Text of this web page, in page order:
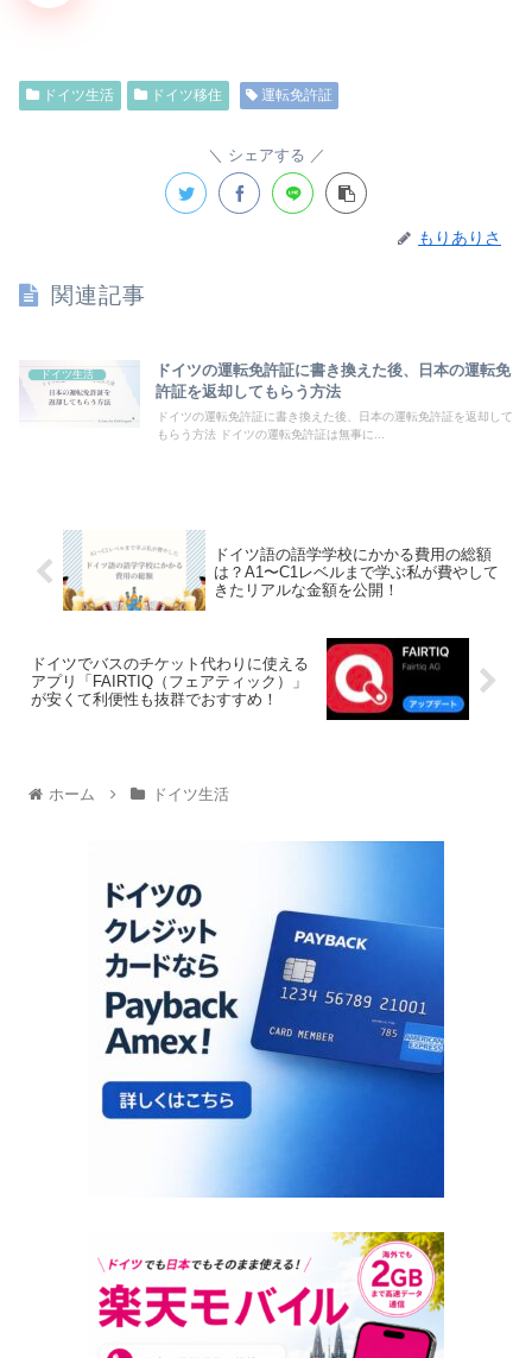
ドイツ生活 ドイツ移住 運転免許証
シェアする
もりありさ
関連記事
ドイツ生活
ドイツの運転免許証に書き換えた後、日本の運転免
許証を返却してもらう方法
ドイツの運転免許証に書き換えた後、日本の運転免許証を返却して
もらう方法 ドイツの運転免許証は無事に...
ドイツ語の語学学校にかかる費用の総額
は？A1〜C1レベルまで学ぶ私が費やして
きたリアルな金額を公開！
ドイツでバスのチケット代わりに使える
アプリ「FAIRTIQ（フェアティック）」
が安くて利便性も抜群でおすすめ！
ホーム ドイツ生活